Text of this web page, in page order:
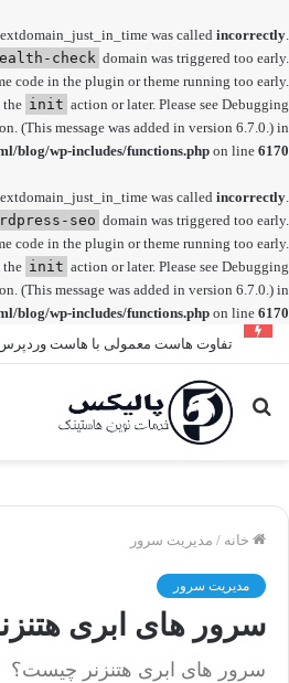
was called incorrectly.
check domain was triggered too early.
code in the plugin or theme running too early.
the init action or later. Please see Debugging
(This message was added in version 6.7.0.) in
blog/wp-includes/functions.php on line 6170
was called incorrectly.
seo domain was triggered too early.
code in the plugin or theme running too early.
the init action or later. Please see Debugging
(This message was added in version 6.7.0.) in
blog/wp-includes/functions.php on line 6170
تفاوت هاست معمولی با هاست
جستجو
برای
خانه / مدیریت سرور
مدیریت سرور
سرور های ابری
سرور های ابری هتنزنر چیست؟